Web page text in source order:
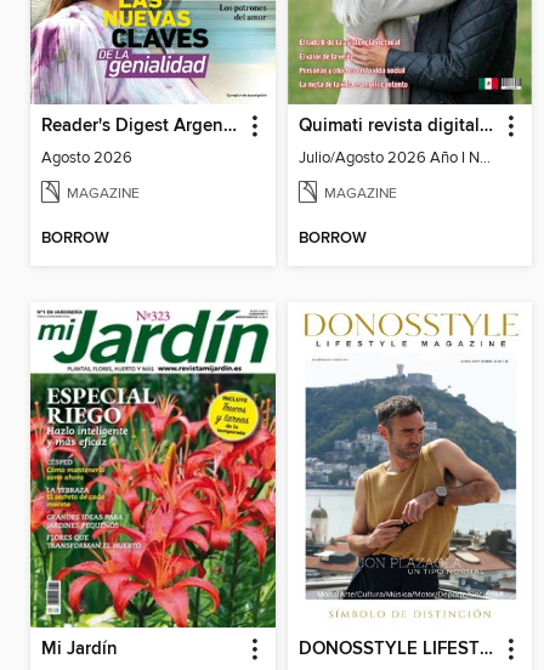
Reader's Digest Argentina
Agosto 2026
MAGAZINE
BORROW
Quimati revista digital de psicología
Julio/Agosto 2026 Año I No. 6
MAGAZINE
BORROW
Mi Jardín DONOSSTYLE LIFESTYLE MAGAZINE